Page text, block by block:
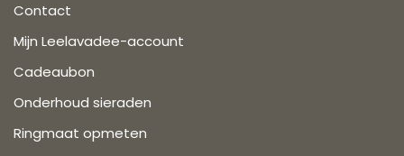
Contact
Mijn Leelavadee-account
Cadeaubon
Onderhoud sieraden
Ringmaat opmeten